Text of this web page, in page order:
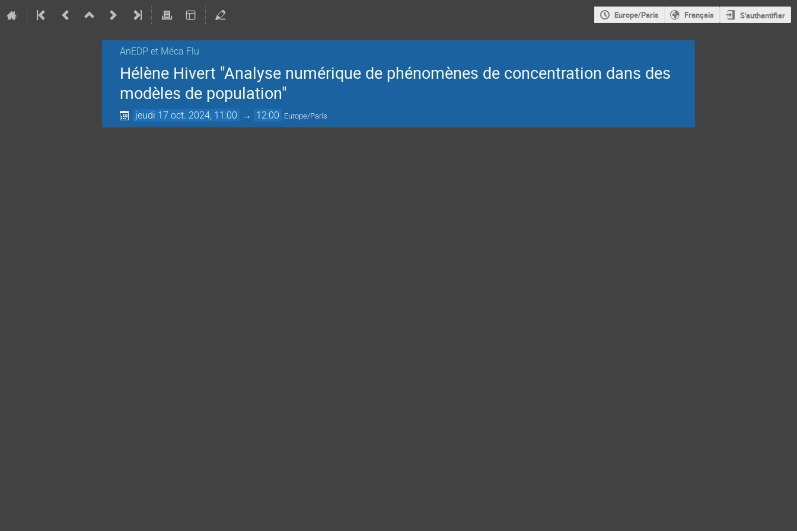
Europe/Paris Français S'authentifier
AnEDP et Méca Flu
Hélène Hivert "Analyse numérique de phénomènes de concentration dans des
modèles de population"
jeudi 17 oct. 2024, 11:00 → 12:00 Europe/Paris